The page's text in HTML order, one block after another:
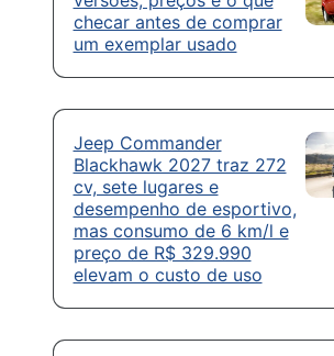
checar antes de comprar
um exemplar usado
Jeep Commander
Blackhawk 2027 traz 272
cv, sete lugares e
desempenho de esportivo,
mas consumo de 6 km/l e
preço de R$ 329.990
elevam o custo de uso